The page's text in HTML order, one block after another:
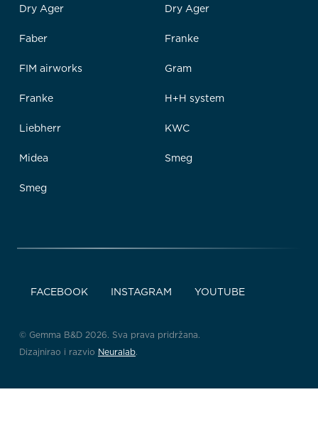
Dry Ager
Faber
FIM airworks
Franke
Liebherr
Midea
Smeg
Dry Ager
Franke
Gram
H+H system
KWC
Smeg
FACEBOOK INSTAGRAM YOUTUBE
© Gemma B&D 2026. Sva prava pridržana.
Dizajnirao i razvio Neuralab.